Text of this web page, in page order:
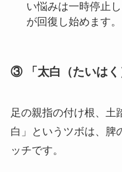
い悩みは一時停止
が回復し始めます。
③ 「太白（たいはく
足の親指の付け根、土
白」というツボは、脾
ッチです。